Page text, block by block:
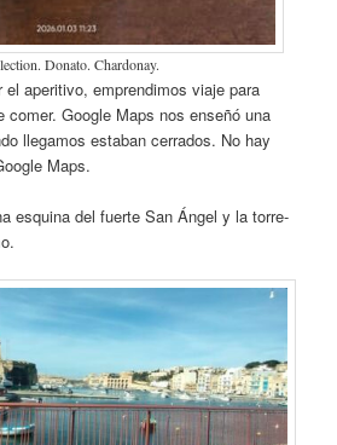
Donato. Chardonay.
aperitivo, emprendimos viaje para
comer. Google Maps nos enseñó una
llegamos estaban cerrados. No hay
Maps.
esquina del fuerte San Ángel y la torre-